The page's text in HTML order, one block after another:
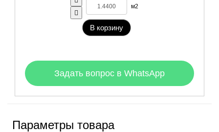
м2
В корзину
Задать вопрос в WhatsApp
Параметры товара